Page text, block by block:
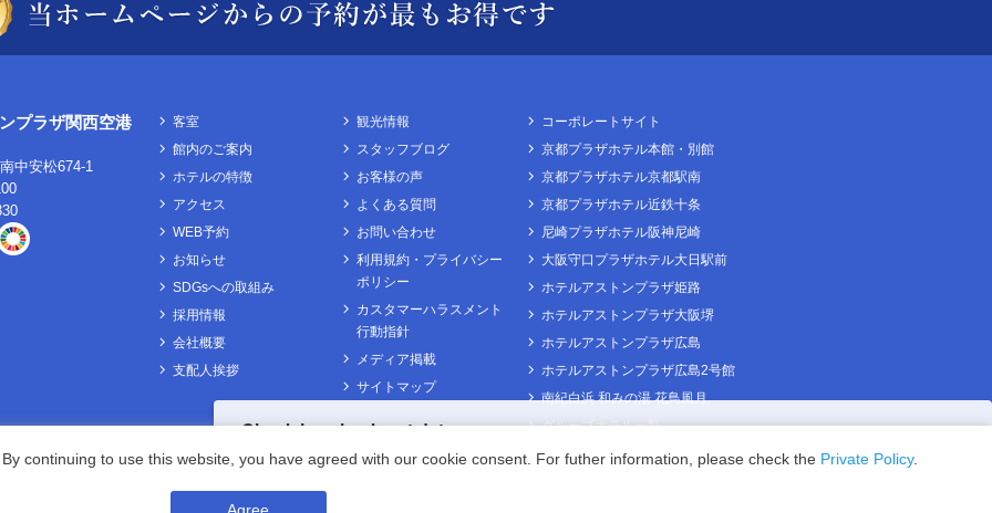
Check in - check out date
Guests
プラザ関西空港
中安松674-1
客室
館内のご案内
ホテルの特徴
アクセス
WEB予約
お知らせ
SDGsへの取組み
採用情報
会社概要
支配人挨拶
観光情報
スタッフブログ
お客様の声
よくある質問
お問い合わせ
利用規約・プライバシー
ポリシー
カスタマーハラスメント
行動指針
メディア掲載
サイトマップ
コーポレートサイト
京都プラザホテル本館・別館
京都プラザホテル京都駅南
京都プラザホテル近鉄十条
尼崎プラザホテル阪神尼崎
大阪守口プラザホテル大日駅前
ホテルアストンプラザ姫路
ホテルアストンプラザ大阪堺
ホテルアストンプラザ広島
ホテルアストンプラザ広島2号館
南紀白浜 和みの湯 花鳥風月
グループホテル一覧
continuing to use this website, you have agreed with our cookie consent. For futher information, please check the Private Policy.